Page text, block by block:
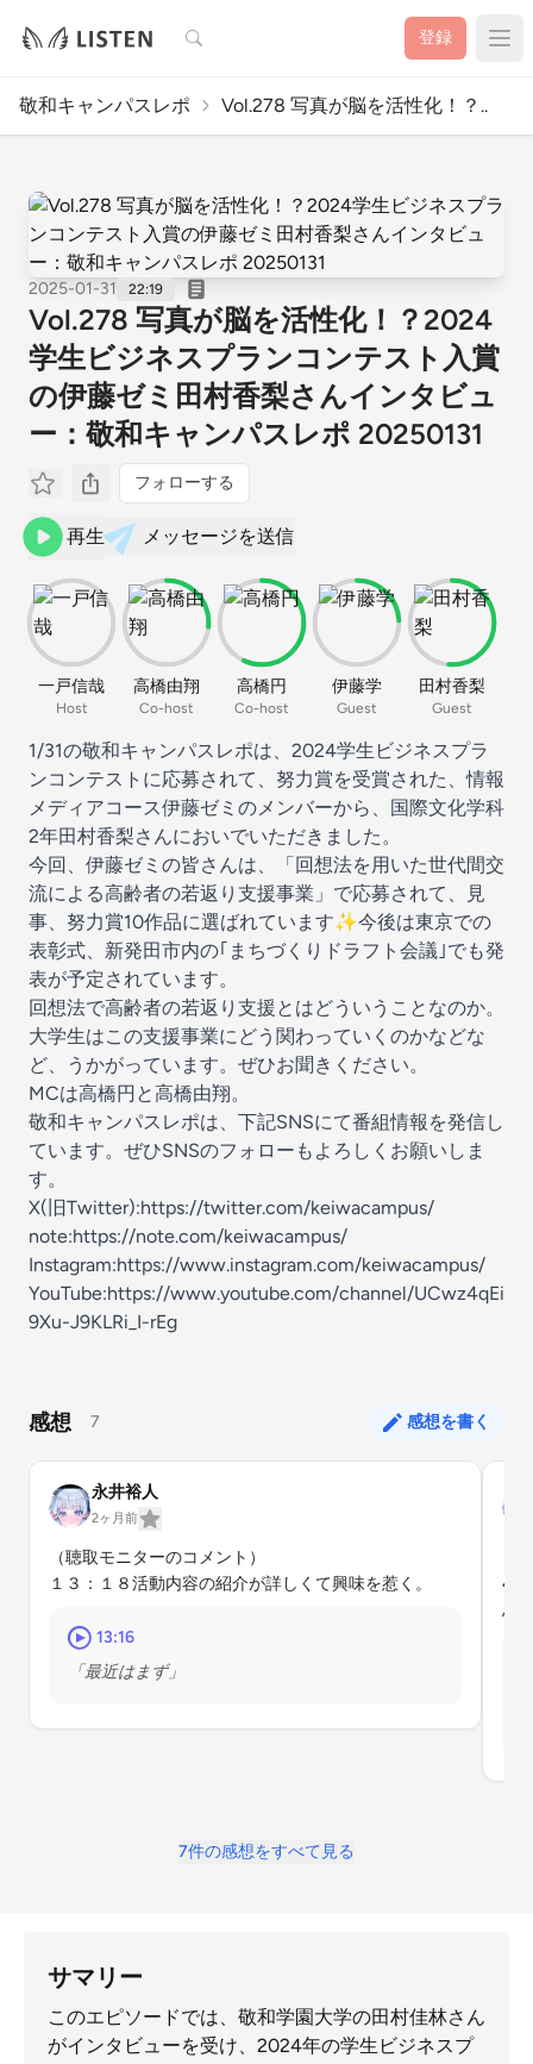
検索 登録
敬和キャンパスレポ Vol.278 写真が脳を活性化！？..
2025-01-31 22:19
Vol.278 写真が脳を活性化！？2024
学生ビジネスプランコンテスト入賞
の伊藤ゼミ田村香梨さんインタビュ
ー：敬和キャンパスレポ 20250131
フォローする
再生 メッセージを送信
一戸信哉
Host
高橋由翔
Co-host
高橋円
Co-host
伊藤学
Guest
田村香梨
Guest
1/31の敬和キャンパスレポは、2024学生ビジネスプラ
ンコンテストに応募されて、努力賞を受賞された、情報
メディアコース伊藤ゼミのメンバーから、国際文化学科
2年田村香梨さんにおいでいただきました。
今回、伊藤ゼミの皆さんは、「回想法を用いた世代間交
流による高齢者の若返り支援事業」で応募されて、見
事、努力賞10作品に選ばれています✨️今後は東京での
表彰式、新発田市内の｢まちづくりドラフト会議｣でも発
表が予定されています。
回想法で高齢者の若返り支援とはどういうことなのか。
大学生はこの支援事業にどう関わっていくのかなどな
ど、うかがっています。ぜひお聞きください。
MCは高橋円と高橋由翔。
敬和キャンパスレポは、下記SNSにて番組情報を発信し
ています。ぜひSNSのフォローもよろしくお願いしま
す。
X(旧Twitter):https://twitter.com/keiwacampus/
note:https://note.com/keiwacampus/
Instagram:https://www.instagram.com/keiwacampus/
YouTube:https://www.youtube.com/channel/UCwz4qEi
9Xu-J9KLRi_I-rEg
感想 7 感想を書く
永井裕人
2ヶ月前
（聴取モニターのコメント）
１３：１８活動内容の紹介が詳しくて興味を惹く。
13:16
「最近はまず」
思
7件の感想をすべて見る
サマリー
このエピソードでは、敬和学園大学の田村佳林さん
がインタビューを受け、2024年の学生ビジネスプ